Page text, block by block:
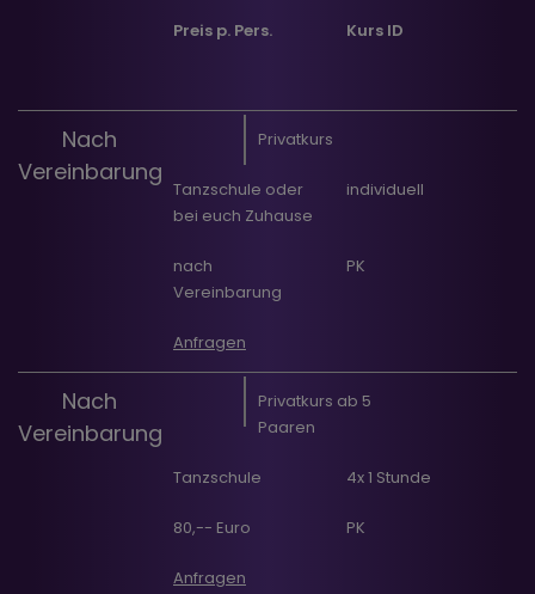
Preis p. Pers. Kurs ID
Nach
Vereinbarung
Privatkurs
Tanzschule oder
bei euch Zuhause
individuell
nach
Vereinbarung
PK
Anfragen
Nach
Vereinbarung
Privatkurs ab 5
Paaren
Tanzschule 4x 1 Stunde
80,-- Euro PK
Anfragen